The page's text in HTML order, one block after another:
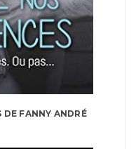
DE FANNY ANDRÉ